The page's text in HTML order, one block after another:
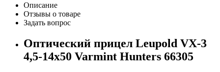
Описание
Отзывы о товаре
Задать вопрос
Оптический прицел Leupold VX-3
4,5-14x50 Varmint Hunters 66305